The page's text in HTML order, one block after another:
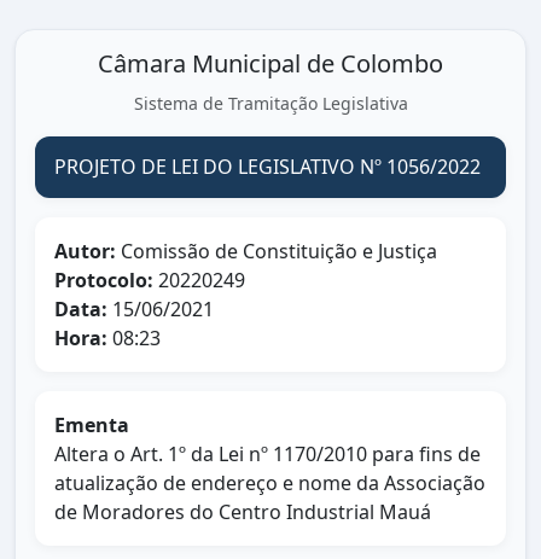
Câmara Municipal de Colombo
Sistema de Tramitação Legislativa
PROJETO DE LEI DO LEGISLATIVO Nº 1056/2022
Autor: Comissão de Constituição e Justiça
Protocolo: 20220249
Data: 15/06/2021
Hora: 08:23
Ementa
Altera o Art. 1º da Lei nº 1170/2010 para fins de
atualização de endereço e nome da Associação
de Moradores do Centro Industrial Mauá